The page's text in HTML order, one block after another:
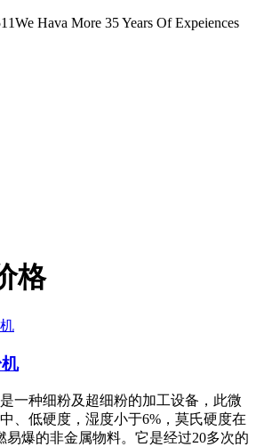
We Hava More 35 Years Of Expeiences
格
一种细粉及超细粉的加工设备，此微
、低硬度，湿度小于6%，莫氏硬度在
易爆的非金属物料。它是经过20多次的